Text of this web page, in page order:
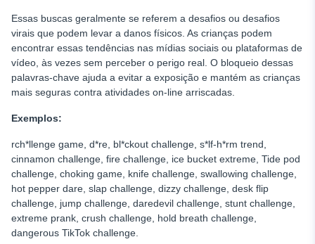
Essas buscas geralmente se referem a desafios ou desafios
virais que podem levar a danos físicos. As crianças podem
encontrar essas tendências nas mídias sociais ou plataformas de
vídeo, às vezes sem perceber o perigo real. O bloqueio dessas
palavras-chave ajuda a evitar a exposição e mantém as crianças
mais seguras contra atividades on-line arriscadas.
Exemplos:
rch*llenge game, d*re, bl*ckout challenge, s*lf-h*rm trend,
cinnamon challenge, fire challenge, ice bucket extreme, Tide pod
challenge, choking game, knife challenge, swallowing challenge,
hot pepper dare, slap challenge, dizzy challenge, desk flip
challenge, jump challenge, daredevil challenge, stunt challenge,
extreme prank, crush challenge, hold breath challenge,
dangerous TikTok challenge.